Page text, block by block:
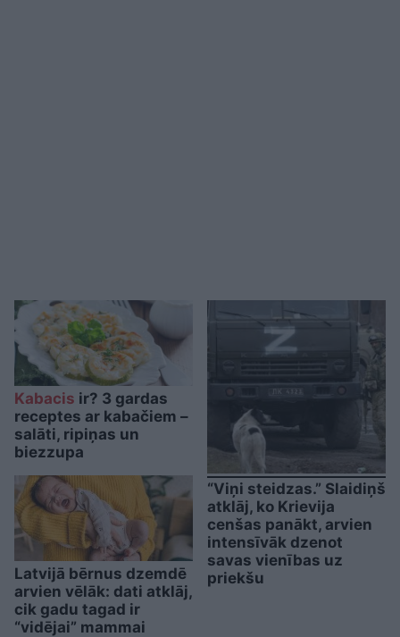
Kabacis ir? 3 gardas
receptes ar kabačiem –
salāti, ripiņas un
biezzupa
Latvijā bērnus dzemdē
arvien vēlāk: dati atklāj,
cik gadu tagad ir
“vidējai” mammai
“Viņi steidzas.” Slaidiņš
atklāj, ko Krievija
cenšas panākt, arvien
intensīvāk dzenot
savas vienības uz
priekšu